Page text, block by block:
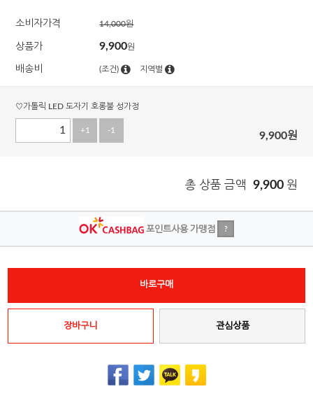
소비자가격 14,000원
상품가 9,900원
배송비 (조건) 지역별
♡가톨릭 LED 도자기 호롱불 성가정
+1 -1 9,900원
총 상품 금액 9,900 원
포인트사용 가맹점 ?
바로구매
장바구니 관심상품